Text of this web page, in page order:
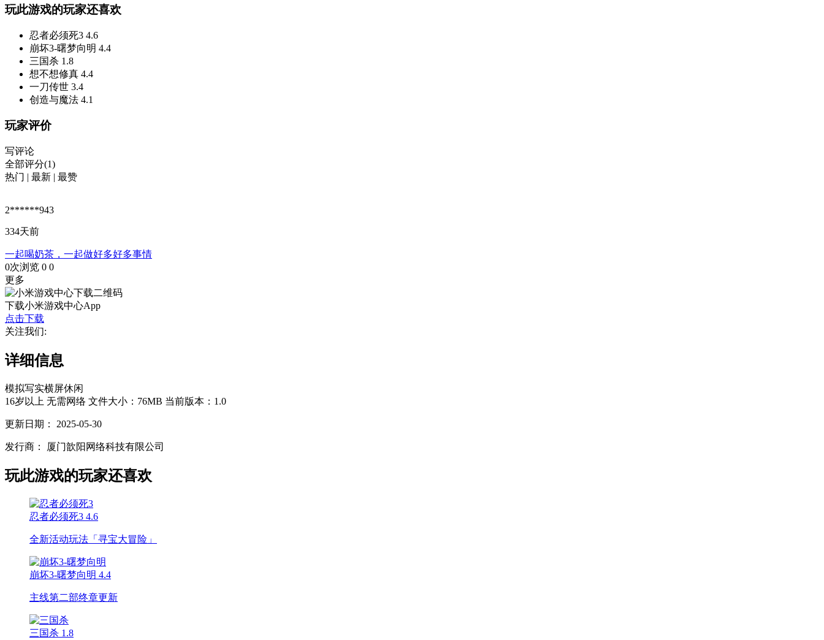
玩此游戏的玩家还喜欢
忍者必须死3 4.6
崩坏3-曙梦向明 4.4
三国杀 1.8
想不想修真 4.4
一刀传世 3.4
创造与魔法 4.1
玩家评价
写评论
全部评分(1)
热门 | 最新 | 最赞
2******943
334天前
一起喝奶茶，一起做好多好多事情
0次浏览 0 0
更多
下载小米游戏中心App
点击下载
关注我们:
详细信息
模拟写实横屏休闲
16岁以上 无需网络 文件大小：76MB 当前版本：1.0
更新日期： 2025-05-30
发行商： 厦门歆阳网络科技有限公司
玩此游戏的玩家还喜欢
忍者必须死3 4.6
全新活动玩法「寻宝大冒险」
崩坏3-曙梦向明 4.4
主线第二部终章更新
三国杀 1.8